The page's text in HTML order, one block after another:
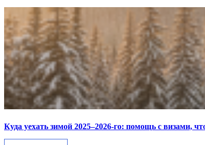
Куда уехать зимой 2025–2026-го: помощь с визами,